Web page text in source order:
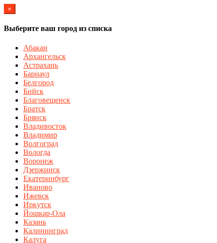
×
Выберите ваш город из списка
Абакан
Архангельск
Астрахань
Барнаул
Белгород
Бийск
Благовещенск
Братск
Брянск
Владивосток
Владимир
Волгоград
Вологда
Воронеж
Дзержинск
Екатеринбург
Иваново
Ижевск
Иркутск
Йошкар-Ола
Казань
Калининград
Калуга